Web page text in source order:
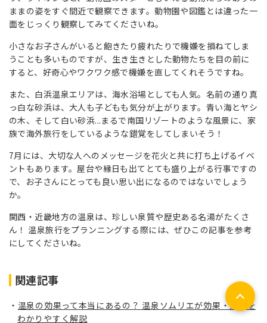
ままの姿をすぐ間近で観察できます。動物園や図鑑とは違った一
面をじっくり観察してみてくださいね。
小さなお子さんがいると飽きたり疲れたりで機嫌を損ねてしま
うことも多いものですが、生き生きとした動物たちを目の前に
すると、好奇心やワクワク感で機嫌を直してくれそうですね。
また、白浜温泉エリアは、海水浴場としても人気。名前の通り真
っ白な砂浜は、大人も子どもも気分が上がります。青い海とヤシ
の木、そして白い砂浜...まるで南国リゾートのような風景に、家
族で海外旅行をしているような錯覚をしてしまいそう！
7月には、大切な人へのメッセージを花火と共に打ち上げるイベ
ントもあります。屋台や縁日も出てとても盛り上がる行事ですの
で、お子さんにとっても良い思い出になるのではないでしょう
か。
関西・近畿地方の温泉は、珍しい泉質や歴史ある名湯がたくさ
ん！ 温泉旅行をプランニングする際には、ぜひこの記事を参考
にしてくださいね。
関連記事
温泉の効果って本当にあるの？ 温泉ソムリエが効果・効能を
わかりやすく解説